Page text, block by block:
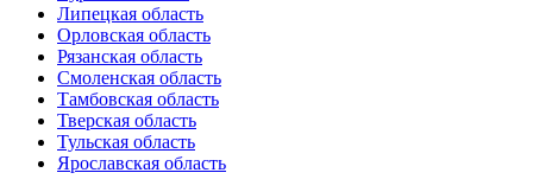
Липецкая область
Орловская область
Рязанская область
Смоленская область
Тамбовская область
Тверская область
Тульская область
Ярославская область